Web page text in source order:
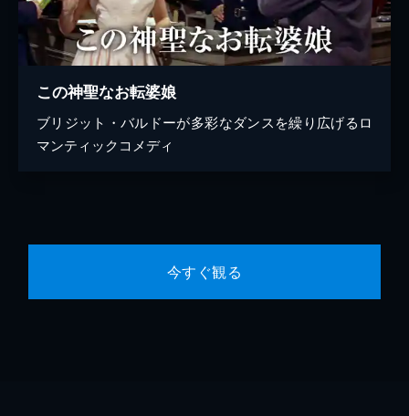
この神聖なお転婆娘
ブリジット・バルドーが多彩なダンスを繰り広げるロ
マンティックコメディ
今すぐ観る